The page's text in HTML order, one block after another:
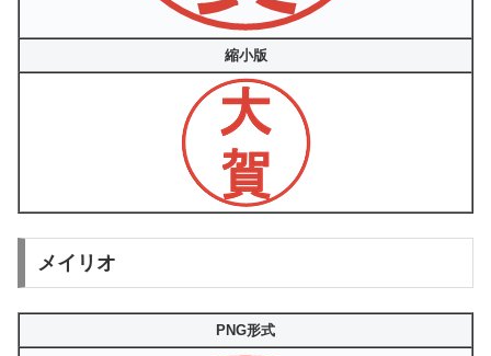
縮小版
メイリオ
PNG形式